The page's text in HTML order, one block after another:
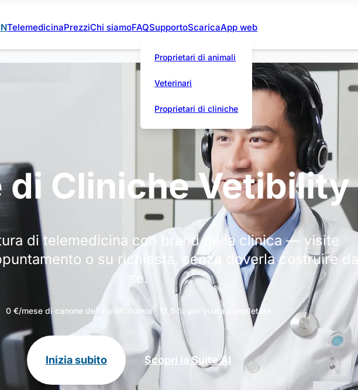
TelemedicinaPrezziChi siamoFAQ
Proprietari di animali
Veterinari
Proprietari di cliniche
SupportoScaricaApp web
di Cliniche Vetibility
di telemedicina con brand della clinica — visite
o su richiesta, senza doverla costruire da
sé.
0 €/mese di canone della piattaforma · 12,5 % per visita completata
Inizia subito Scopri la Suite AI